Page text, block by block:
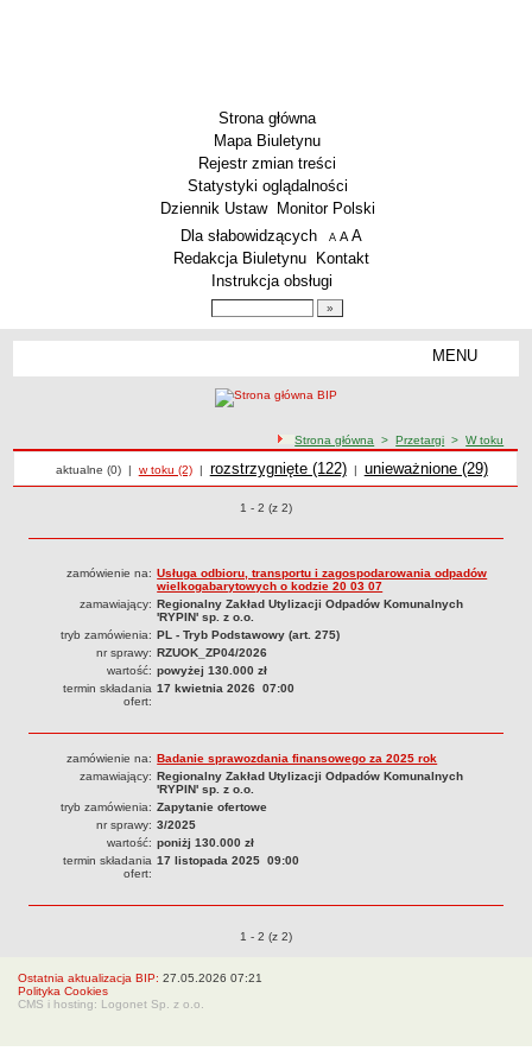
Strona główna
Mapa Biuletynu
Rejestr zmian treści
Statystyki oglądalności
Dziennik Ustaw
Monitor Polski
Menu dodatkowe
Dla słabowidzących A pomniejsz czcionkę
A standardowy rozmiar czcionki
A
Redakcja Biuletynu
Kontakt
Instrukcja obsługi
MENU
Status prawny
Struktura własnościowa
Informacje i komunikaty
Plany postępowań o UZP
Platforma zakupowa
Zamówienia publiczne
950 lat
DZIAŁALNOŚĆ SPÓŁKI
Usługi
Historia Zakładu
FINANSE SPÓŁKI
Toruniu
Europejski Fundndusz Rozwoju Regionalnego
ścieżka nawigacji
Strona główna >Przetargi >W toku
Przetargi w toku
Przetargi
aktualne (0)| Przetargi
w toku (2)| Przetargi
rozstrzygnięte (122)| Przetargi
unieważnione (29)
Przetargi o pozycjach
1 - 2 (z 2)
zamówienie na: Usługa odbioru, transportu i zagospodarowania odpadów
wielkogabarytowych o kodzie 20 03 07
zamawiający: Regionalny Zakład Utylizacji Odpadów Komunalnych
'RYPIN' sp. z o.o.
tryb zamówienia: PL - Tryb Podstawowy (art. 275)
nr sprawy: RZUOK_ZP04/2026
wartość: powyżej 130.000 zł
termin składania
ofert:
17 kwietnia 2026 07:00
zamówienie na: Badanie sprawozdania finansowego za 2025 rok
zamawiający: Regionalny Zakład Utylizacji Odpadów Komunalnych
'RYPIN' sp. z o.o.
tryb zamówienia: Zapytanie ofertowe
nr sprawy: 3/2025
wartość: poniżj 130.000 zł
termin składania
ofert:
17 listopada 2025 09:00
Przetargi o pozycjach
1 - 2 (z 2)
Ostatnia aktualizacja BIP: 27.05.2026 07:21
Polityka Cookies
CMS i hosting: Logonet Sp. z o.o.